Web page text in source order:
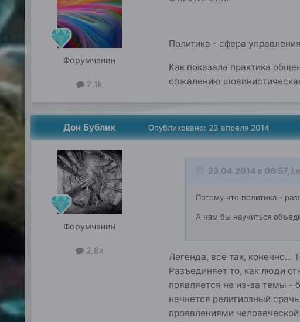
Форумчанин
2,1k
Политика - сфера
Как показала практика
сожалению
Дон Бублик
Форумчанин
2,8k
Опубликовано: 23 апреля 2014
23.04.2014 в 06:57,
Потому что политика -
А нам бы научиться
Легенда, все так, конечно...
Разъединяет то, как люди
появляется не из-за темы -
начнется религиозный
проявлениями